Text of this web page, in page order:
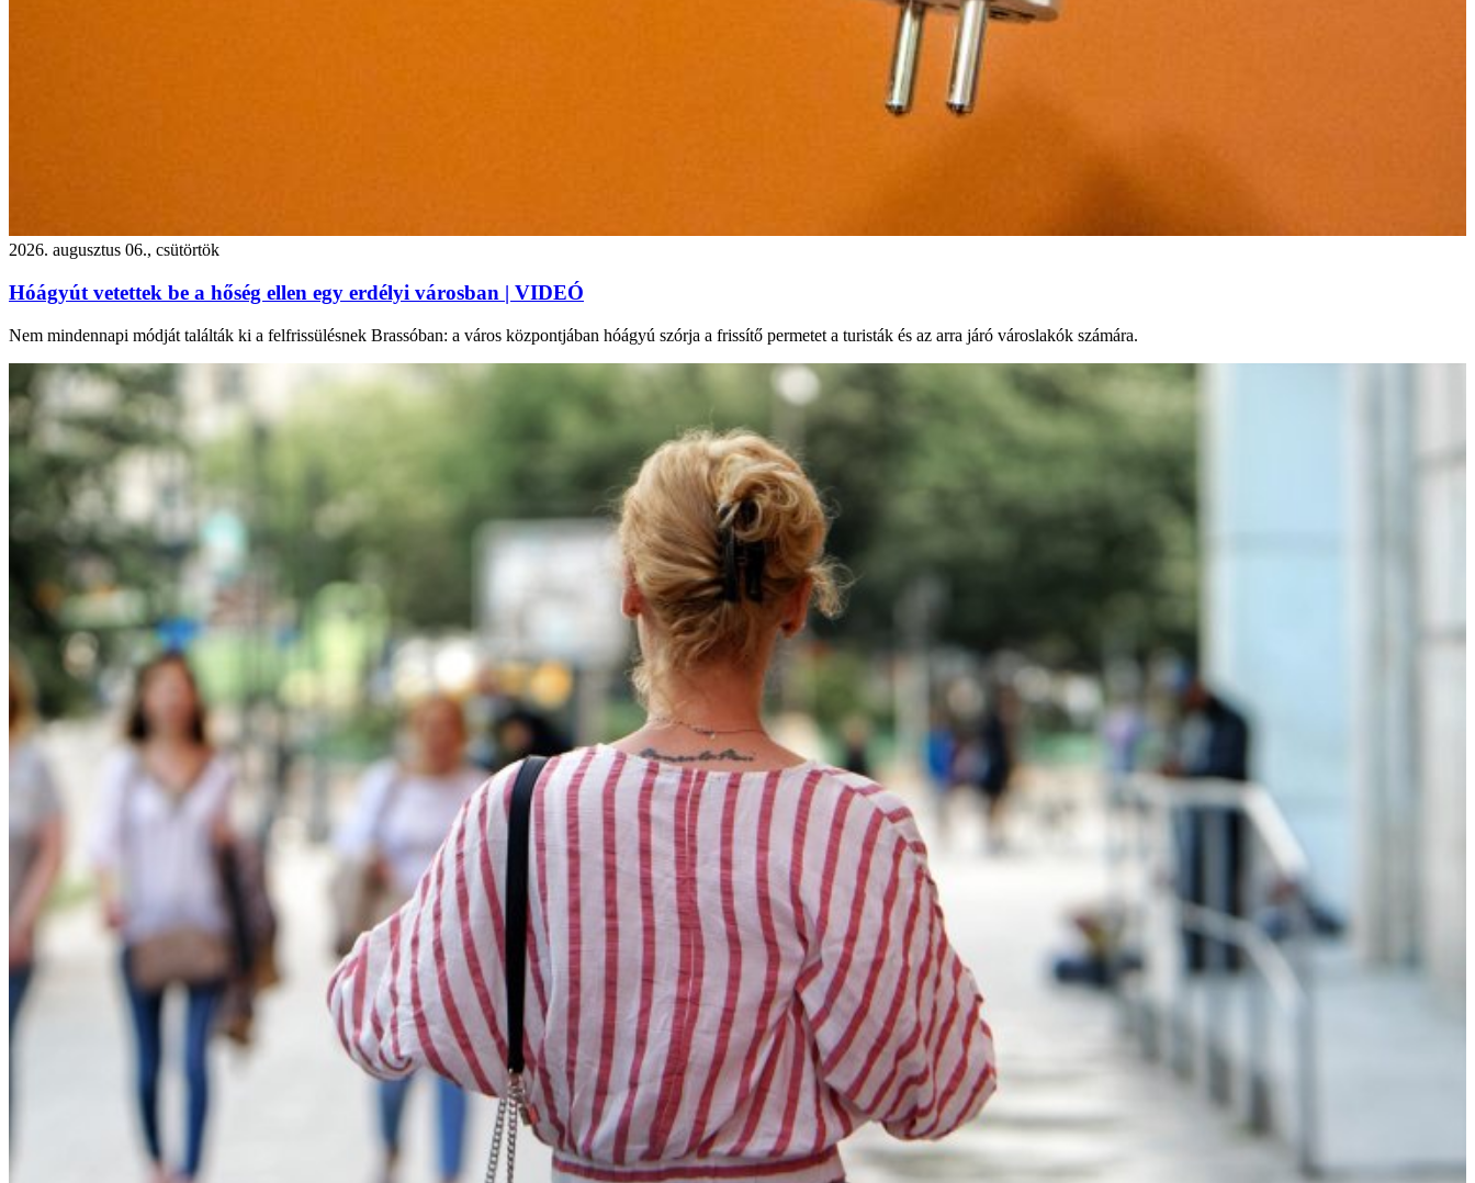
2026. augusztus 06., csütörtök
Hóágyút vetettek be a hőség ellen egy erdélyi városban | VIDEÓ
Nem mindennapi módját találták ki a felfrissülésnek Brassóban: a város központjában hóágyú szórja a frissítő permetet a turisták és az arra járó városlakók számára.